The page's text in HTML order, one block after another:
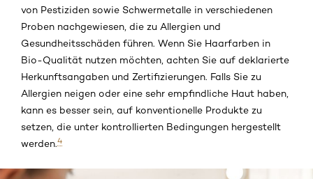
von Pestiziden sowie Schwermetalle in verschiedenen
Proben nachgewiesen, die zu Allergien und
Gesundheitsschäden führen. Wenn Sie Haarfarben in
Bio-Qualität nutzen möchten, achten Sie auf deklarierte
Herkunftsangaben und Zertifizierungen. Falls Sie zu
Allergien neigen oder eine sehr empfindliche Haut haben,
kann es besser sein, auf konventionelle Produkte zu
setzen, die unter kontrollierten Bedingungen hergestellt
werden.4